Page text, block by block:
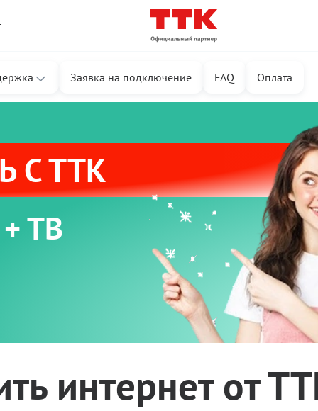
Заявка на подключение FAQ Оплата
С ТТК
ТВ
интернет от